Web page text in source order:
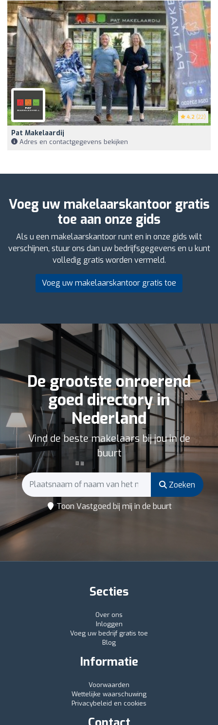
4.2 (22)
Pat Makelaardij
Adres en contactgegevens bekijken
Voeg uw makelaarskantoor gratis
toe aan onze gids
Als u een makelaarskantoor runt en in onze gids wilt
verschijnen, stuur ons dan uw bedrijfsgegevens en u kunt
volledig gratis worden vermeld.
Voeg uw makelaarskantoor gratis toe
De grootste onroerend
goed directory in
Nederland
Vind de beste makelaars bij jou in de
buurt
Zoeken
Toon Vastgoed bij mij in de buurt
Secties
Over ons
Inloggen
Voeg uw bedrijf gratis toe
Blog
Informatie
Voorwaarden
Wettelijke waarschuwing
Privacybeleid en cookies